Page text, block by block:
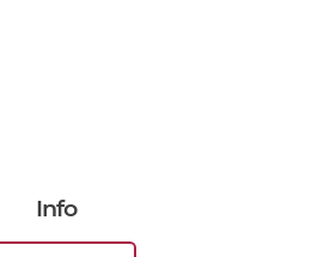
Info